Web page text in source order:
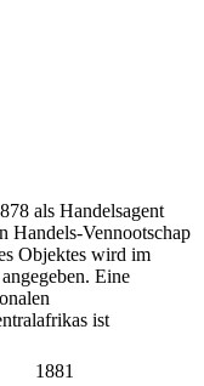
als Handelsagent
Handels-Vennootschap
Objektes wird im
Eine
ist
1881